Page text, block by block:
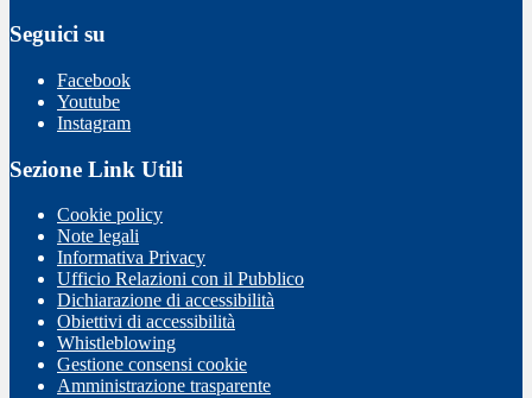
Seguici su
Facebook
Youtube
Instagram
Sezione Link Utili
Cookie policy
Note legali
Informativa Privacy
Ufficio Relazioni con il Pubblico
Dichiarazione di accessibilità
Obiettivi di accessibilità
Whistleblowing
Gestione consensi cookie
Amministrazione trasparente